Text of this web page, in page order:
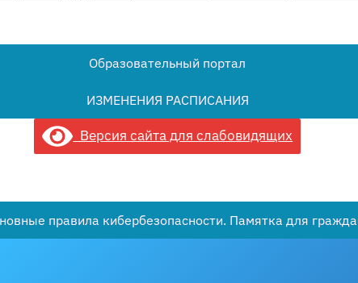
Образовательный портал
ИЗМЕНЕНИЯ РАСПИСАНИЯ
Версия сайта для слабовидящих
правила кибербезопасности. Памятка для